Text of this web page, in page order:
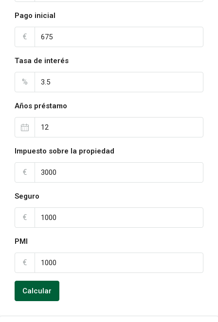
Pago inicial
€
Tasa de interés
%
Años préstamo
Impuesto sobre la propiedad
€
Seguro
€
PMI
€
Calcular